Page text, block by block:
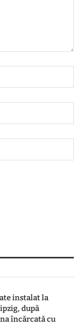
instalat la
după
încărcată cu